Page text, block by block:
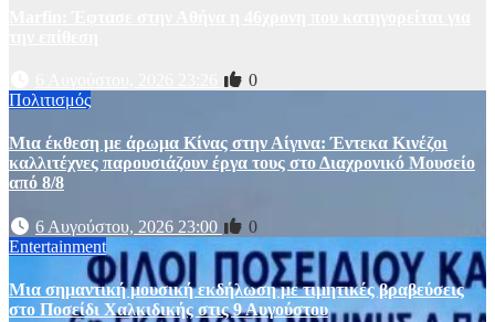
0
Πολιτισμός
Μια έκθεση με άρωμα Κίνας στην Αίγινα: Έντεκα Κινέζοι
καλλιτέχνες παρουσιάζουν έργα τους στο Διαχρονικό Μουσείο
από 8/8
6 Αυγούστου, 2026 23:00
0
Entertainment
Μια σημαντική μουσική εκδήλωση με τιμητικές βραβεύσεις
στο Ποσείδι Χαλκιδικής στις 9 Αυγούστου